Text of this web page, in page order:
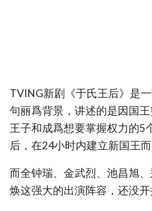
TVING新剧《于氏王后》是
句丽爲背景，讲述的是因国
王子和成爲想要掌握权力的5
后，在24小时内建立新国王而
而全钟瑞、金武烈、池昌旭
焕这强大的出演阵容，还没开